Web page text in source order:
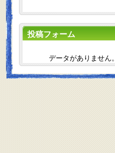
投稿フォーム
データがありません。